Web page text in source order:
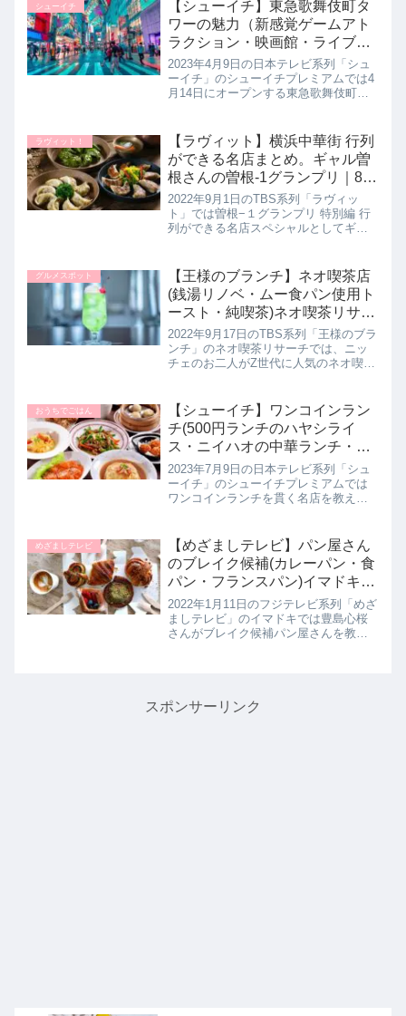
しく紹介します。>>なにわ男子...
シューイチ
【シューイチ】東急歌舞伎町タ
ワーの魅力（新感覚ゲームアト
ラクション・映画館・ライブホ
ールなど）プレミアム｜4月9日
2023年4月9日の日本テレビ系列「シュ
ーイチ」のシューイチプレミアムでは4
月14日にオープンする東急歌舞伎町タ
覚のゲームアトラクションから絶品グ
ルメまでエンタメ満載の新ス...
ラヴィット！
【ラヴィット】横浜中華街 行列
ができる名店まとめ。ギャル曽
根さんの曽根-1グランプリ｜8月
31日
2022年9月1日のTBS系列「ラヴィッ
ト」では曽根−１グランプリ 特別編 行
列ができる名店スペシャルとしてギャ
いたので詳しく紹介します。横浜中華
街マニアさんが横浜中華...
グルメスポット
【王様のブランチ】ネオ喫茶店
(銭湯リノベ・ムー食パン使用ト
ースト・純喫茶)ネオ喫茶リサー
チ｜9月17日
2022年9月17日のTBS系列「王様のブラ
ンチ」のネオ喫茶リサーチでは、ニッ
チェのお二人がZ世代に人気のネオ喫茶
ランチ記事一覧はこちらネオ喫茶リサ
ーチ巡った人気店まとめ...
おうちでごはん
【シューイチ】ワンコインラン
チ(500円ランチのハヤシライ
ス・ニイハオの中華ランチ・ネ
ギトロ丼・カツカレー）巡った
お店。プレミアム｜7月9日
2023年7月9日の日本テレビ系列「シュ
ーイチ」のシューイチプレミアムでは
ワンコインランチを貫く名店を教えて
イスの専門店など、美味しいのに500円
というリーズナブルなお値段...
めざましテレビ
【めざましテレビ】パン屋さん
のブレイク候補(カレーパン・食
パン・フランスパン)イマドキ｜
1月11日
2022年1月11日のフジテレビ系列「めざ
ましテレビ」のイマドキでは豊島心桜
さんがブレイク候補パン屋さんを教え
スポンサーリンク